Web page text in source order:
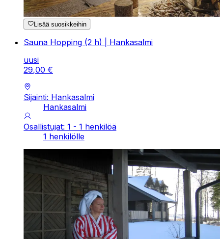
Lisää suosikkeihin
Sauna Hopping (2 h) | Hankasalmi
uusi
29,00 €
Sijainti: Hankasalmi
Hankasalmi
Osallistujat: 1 - 1 henkilöä
1 henkilölle